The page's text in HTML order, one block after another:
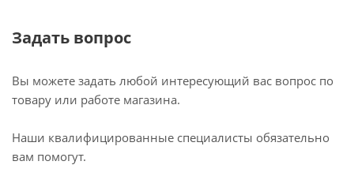
Задать вопрос
Вы можете задать любой интересующий вас вопрос по
товару или работе магазина.
Наши квалифицированные специалисты обязательно
вам помогут.